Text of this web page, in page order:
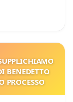
BENEDETTO
PROCESSO